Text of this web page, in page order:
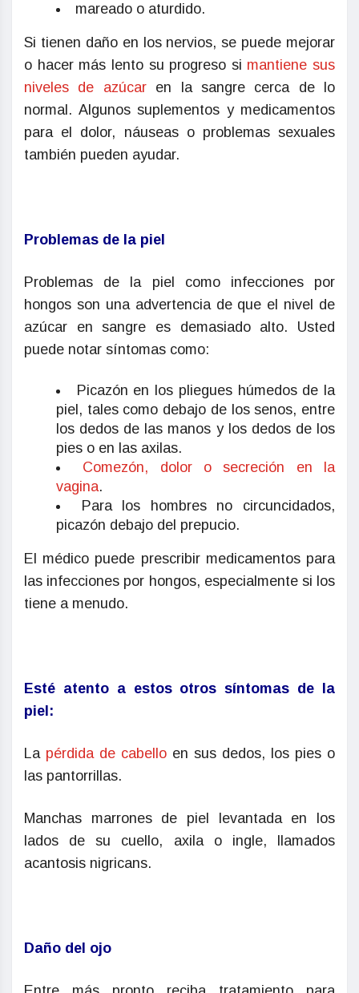
mareado o aturdido.
Si tienen daño en los nervios, se puede mejorar
o hacer más lento su progreso si mantiene sus
niveles de azúcar en la sangre cerca de lo
normal. Algunos suplementos y medicamentos
para el dolor, náuseas o problemas sexuales
también pueden ayudar.
Problemas de la piel
Problemas de la piel como infecciones por
hongos son una advertencia de que el nivel de
azúcar en sangre es demasiado alto. Usted
puede notar síntomas como:
Picazón en los pliegues húmedos de la
piel, tales como debajo de los senos, entre
los dedos de las manos y los dedos de los
pies o en las axilas.
Comezón, dolor o secreción en la
vagina.
Para los hombres no circuncidados,
picazón debajo del prepucio.
El médico puede prescribir medicamentos para
las infecciones por hongos, especialmente si los
tiene a menudo.
Esté atento a estos otros síntomas de la
piel:
La pérdida de cabello en sus dedos, los pies o
las pantorrillas.
Manchas marrones de piel levantada en los
lados de su cuello, axila o ingle, llamados
acantosis nigricans.
Daño del ojo